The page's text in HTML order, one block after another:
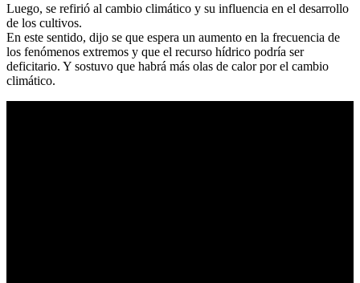
Luego, se refirió al cambio climático y su influencia en el desarrollo
de los cultivos.
En este sentido, dijo se que espera un aumento en la frecuencia de
los fenómenos extremos y que el recurso hídrico podría ser
deficitario. Y sostuvo que habrá más olas de calor por el cambio
climático.